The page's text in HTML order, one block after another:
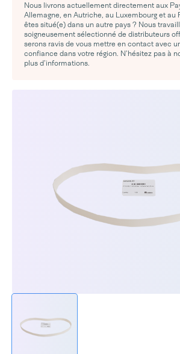
Nous livrons actuellement directement aux
Allemagne, en Autriche, au Luxembourg et au
êtes situé(e) dans un autre pays ? Nous
soigneusement sélectionné de distributeurs
serons ravis de vous mettre en contact avec
confiance dans votre région. N’hésitez pas à
plus d’informations.